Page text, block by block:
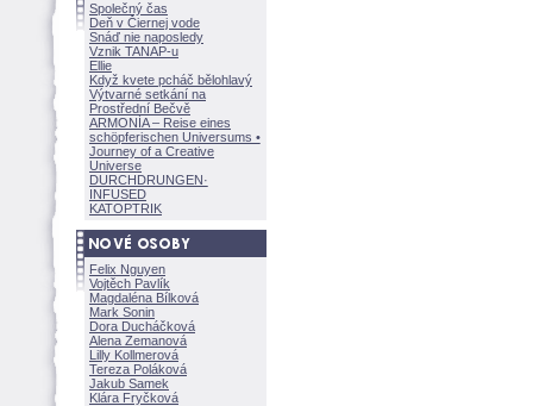
Společný čas
Deň v Čiernej vode
Snáď nie naposledy
Vznik TANAP-u
Ellie
Když kvete pcháč bělohlavý
Výtvarné setkání na
Prostřední Bečvě
ARMONÍA – Reise eines
schöpferischen Universums •
Journey of a Creative
Universe
DURCHDRUNGEN·
INFUSED
KATOPTRIK
Felix Nguyen
Vojtěch Pavlík
Magdaléna Bílkov
Mark Sonin
Dora Ducháčkov
Alena Zemanov
Lilly Kollmerov
Tereza Polákov
Jakub Samek
Klára Fryčkov